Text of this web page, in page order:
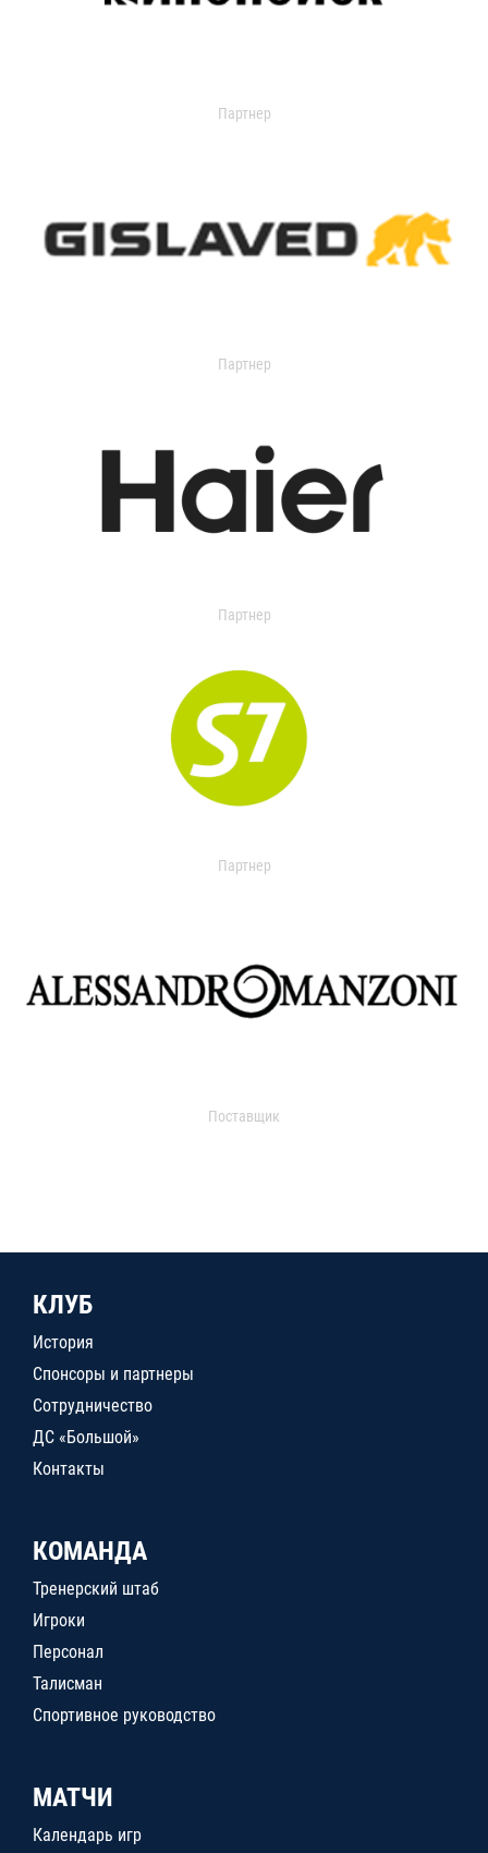
Партнер
Партнер
Партнер
Партнер
Поставщик
КЛУБ
История
Спонсоры и партнеры
Сотрудничество
ДС «Большой»
Контакты
КОМАНДА
Тренерский штаб
Игроки
Персонал
Талисман
Спортивное руководство
МАТЧИ
Календарь игр